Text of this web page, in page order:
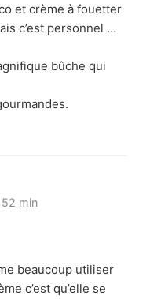
et crème à fouetter
c’est personnel …
bûche qui
min
beaucoup utiliser
c’est qu’elle se